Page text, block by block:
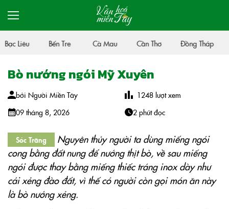
Bạc Liêu Bến Tre Cà Mau Cần Thơ Đồng Tháp
Bò nướng ngói Mỹ Xuyên
bởi Người Miền Tây
09 tháng 8, 2026
1248 lượt xem
2 phút đọc
Sóc Trăng
Nguyên thủy người ta dùng miếng ngói
cong bằng đất nung để nướng thịt bò, về sau miếng
ngói được thay bằng miếng thiếc tráng inox dày như
cái xẻng đào đất, vì thế có người còn gọi món ăn này
là bò nướng xẻng.